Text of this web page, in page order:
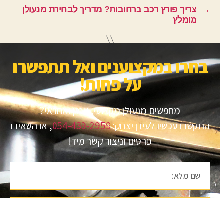
→
צריך פורץ רכב ברחובות? מדריך לבחירת מנעולן
מומלץ
בחרו במקצוענים ואל תתפשרו
על פחות!​
מחפשים מנעולן מקצועי, אמין ואחראי?
התקשרו עכשיו לעידן יצחק:054-439-2959, או השאירו
פרטים וניצור קשר מיד!